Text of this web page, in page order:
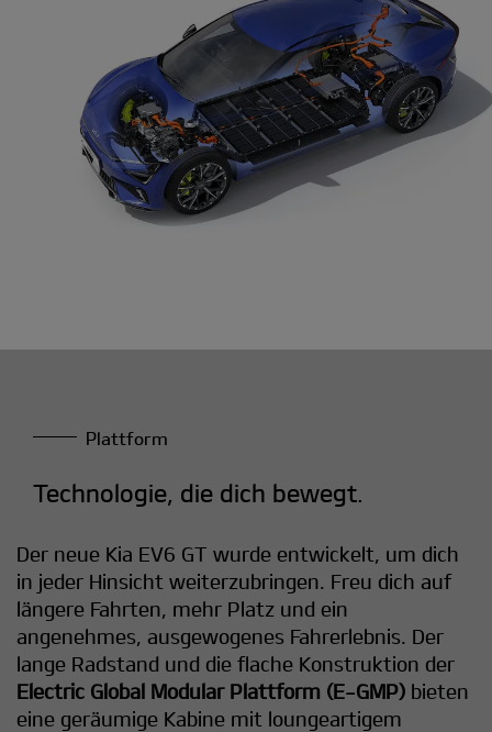
Plattform
Technologie, die dich bewegt.
Der neue Kia EV6 GT wurde entwickelt, um dich
in jeder Hinsicht weiterzubringen. Freu dich auf
längere Fahrten, mehr Platz und ein
angenehmes, ausgewogenes Fahrerlebnis. Der
lange Radstand und die flache Konstruktion der
Electric Global Modular Plattform (E-GMP) bieten
eine geräumige Kabine mit loungeartigem